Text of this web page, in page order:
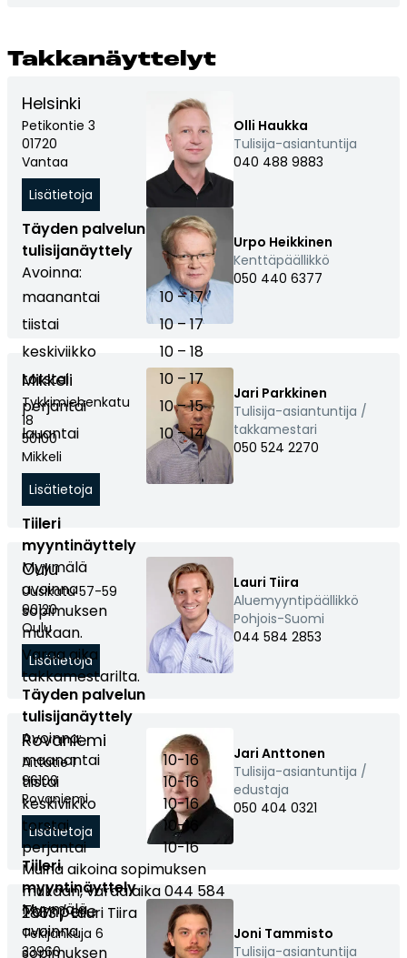
Tak­ka­näyt­te­lyt
Helsinki
Petikontie 3
01720
Vantaa
Lisätietoja
Täyden palvelun
tulisijanäyttely
Avoinna:
maanantai
10 – 17
tiistai
10 – 17
keskiviikko
10 – 18
torstai
10 – 17
perjantai
10 – 15
lauantai
10 – 14
Olli Haukka
Tulisija-asiantuntija
040 488 9883
Urpo Heikkinen
Kenttäpäällikkö
050 440 6377
Mikkeli
Tykkimiehenkatu
18
50100
Mikkeli
Lisätietoja
Tiileri
myyntinäyttely
Myymälä
avoinna
sopimuksen
mukaan.
Varaa aika
takkamestarilta.
Jari Parkkinen
Tulisija-asiantuntija /
takkamestari
050 524 2270
Oulu
Uusikatu 57-59
90120
Oulu
Lisätietoja
Täyden palvelun
tulisijanäyttely
Avoinna:
maanantai
10-16
tiistai
10-16
keskiviikko
10-16
torstai
10-16
perjantai
10-16
Muina aikoina sopimuksen
mukaan, varaa aika 044 584
2853 / Lauri Tiira
Lauri Tiira
Aluemyyntipäällikkö
Pohjois-Suomi
044 584 2853
Rovaniemi
Aittatie 1
96100
Rovaniemi
Lisätietoja
Tiileri
myyntinäyttely
Myymälä
avoinna
sopimuksen
Jari Anttonen
Tulisija-asiantuntija /
edustaja
050 404 0321
Tampere
Tekijänkuja 6
33960
Joni Tammisto
Tulisija-asiantuntija